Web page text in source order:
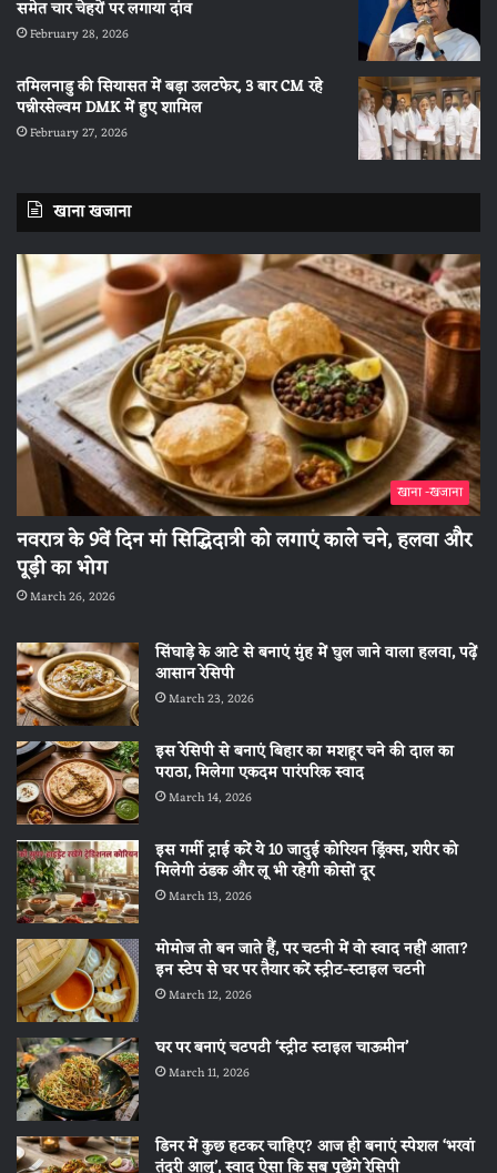
समेत चार चेहरों पर लगाया दांव
February 28, 2026
तमिलनाडु की सियासत में बड़ा उलटफेर, 3 बार CM रहे
पन्नीरसेल्वम DMK में हुए शामिल
February 27, 2026
खाना खजाना
खाना -खजाना
नवरात्र के 9वें दिन मां सिद्धिदात्री को लगाएं काले चने, हलवा और
पूड़ी का भोग
March 26, 2026
सिंघाड़े के आटे से बनाएं मुंह में घुल जाने वाला हलवा, पढ़ें
आसान रेसिपी
March 23, 2026
इस रेसिपी से बनाएं बिहार का मशहूर चने की दाल का
पराठा, मिलेगा एकदम पारंपरिक स्वाद
March 14, 2026
इस गर्मी ट्राई करें ये 10 जादुई कोरियन ड्रिंक्स, शरीर को
मिलेगी ठंडक और लू भी रहेगी कोसों दूर
March 13, 2026
मोमोज तो बन जाते हैं, पर चटनी में वो स्वाद नहीं आता?
इन स्टेप से घर पर तैयार करें स्ट्रीट-स्टाइल चटनी
March 12, 2026
घर पर बनाएं चटपटी ‘स्ट्रीट स्टाइल चाऊमीन’
March 11, 2026
डिनर में कुछ हटकर चाहिए? आज ही बनाएं स्पेशल ‘भरवां